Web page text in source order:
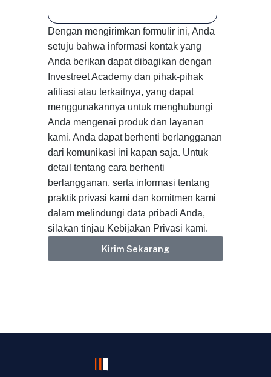
Dengan mengirimkan formulir ini, Anda
setuju bahwa informasi kontak yang
Anda berikan dapat dibagikan dengan
Investreet Academy dan pihak-pihak
afiliasi atau terkaitnya, yang dapat
menggunakannya untuk menghubungi
Anda mengenai produk dan layanan
kami. Anda dapat berhenti berlangganan
dari komunikasi ini kapan saja. Untuk
detail tentang cara berhenti
berlangganan, serta informasi tentang
praktik privasi kami dan komitmen kami
dalam melindungi data pribadi Anda,
silakan tinjau Kebijakan Privasi kami.
Kirim Sekarang